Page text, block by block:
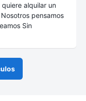
alquilar un
pensamos
Sin